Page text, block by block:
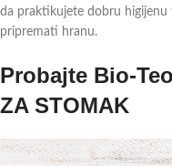
da praktikujete dobru
pripremati hranu.
Probajte Bio-
ZA STOMAK